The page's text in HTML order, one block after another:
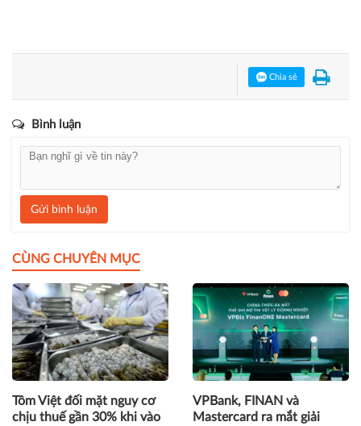
Chia sẻ
Bình luận
Gửi bình luận
CÙNG CHUYÊN MỤC
Tôm Việt đối mặt nguy cơ
chịu thuế gần 30% khi vào
VPBank, FINAN và
Mastercard ra mắt giải